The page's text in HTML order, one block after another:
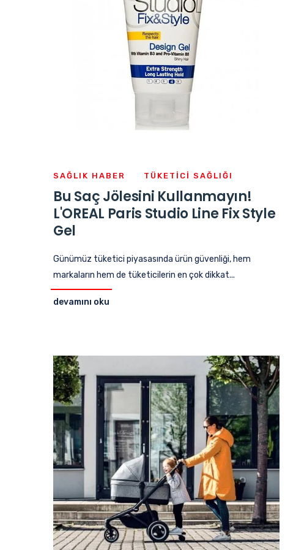
SAĞLIK HABER TÜKETICI SAĞLIĞI
Bu Saç Jölesini Kullanmayın!
L'OREAL Paris Studio Line Fix Style
Gel
Günümüz tüketici piyasasında ürün güvenliği, hem
markaların hem de tüketicilerin en çok dikkat...
devamını oku